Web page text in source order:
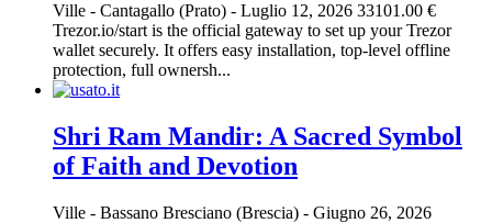
Ville - Cantagallo (Prato) - Luglio 12, 2026 33101.00 €
Trezor.io/start is the official gateway to set up your Trezor
wallet securely. It offers easy installation, top-level offline
protection, full ownersh...
Shri Ram Mandir: A Sacred Symbol
of Faith and Devotion
Ville - Bassano Bresciano (Brescia) - Giugno 26, 2026